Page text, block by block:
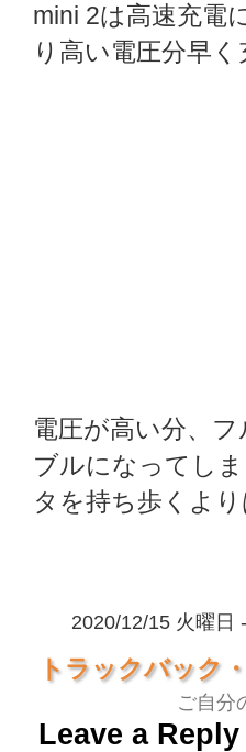
mini 2は高速充電
り高い電圧分早
電圧が高い分、
ブルになってし
タを持ち歩くよ
2020/12/15 火曜日 -
トラックバック
ご自分
Leave a Reply